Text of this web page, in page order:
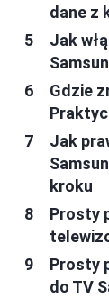
dane z
Jak
Gdzie
Jak
kroku
Prosty
Prosty
do TV